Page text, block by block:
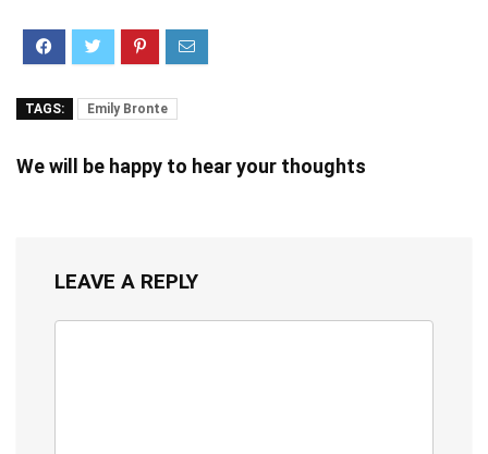
TAGS: Emily Bronte
We will be happy to hear your thoughts
LEAVE A REPLY